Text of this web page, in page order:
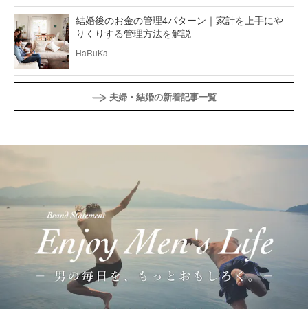
結婚後のお金の管理4パターン｜家計を上手にや
りくりする管理方法を解説
HaRuKa
夫婦・結婚の新着記事一覧